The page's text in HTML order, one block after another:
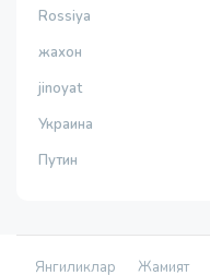
Rossiya
жахон
jinoyat
Украина
Путин
Янгиликлар Жамият